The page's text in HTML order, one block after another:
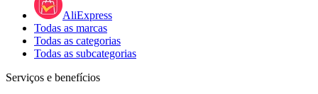
AliExpress
Todas as marcas
Todas as categorias
Todas as subcategorias
Serviços e benefícios